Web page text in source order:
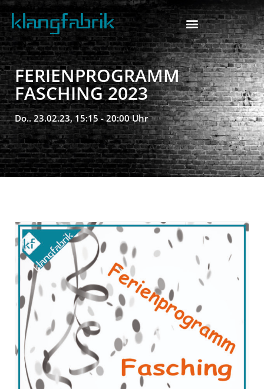
FERIENPROGRAMM
FASCHING 2023
Do.. 23.02.23, 15:15 - 20:00 Uhr